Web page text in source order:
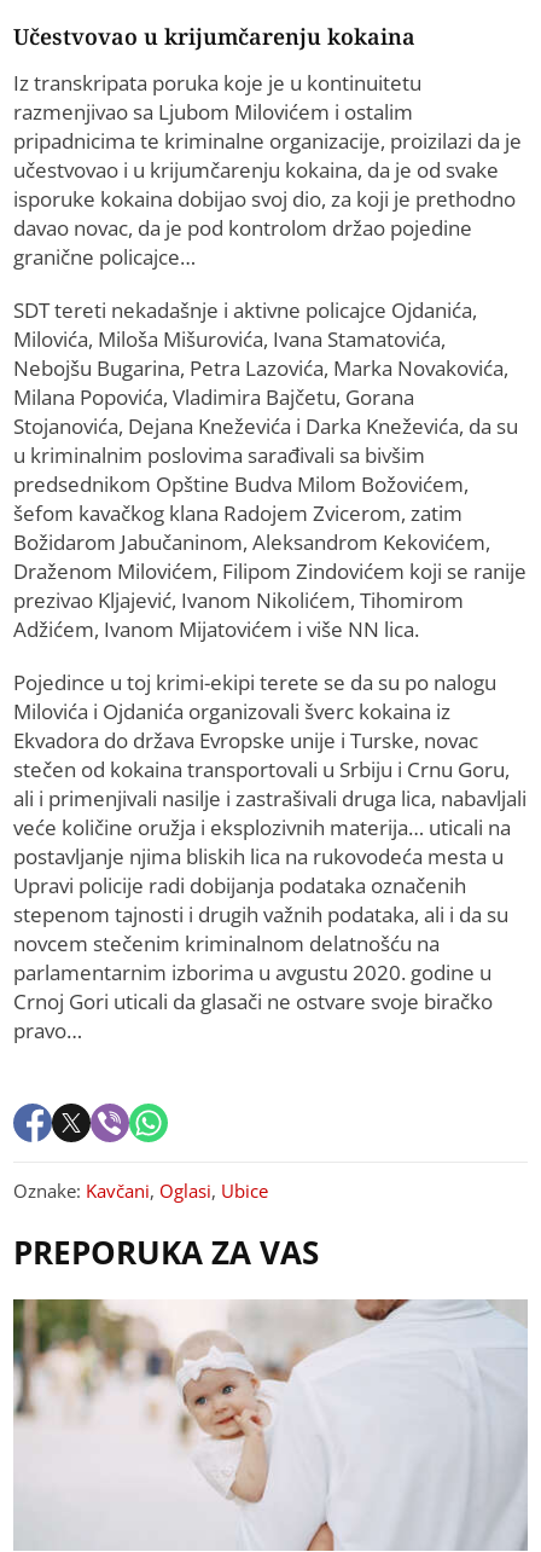
Učestvovao u krijumčarenju kokaina
Iz transkripata poruka koje je u kontinuitetu
razmenjivao sa Ljubom Milovićem i ostalim
pripadnicima te kriminalne organizacije, proizilazi da je
učestvovao i u krijumčarenju kokaina, da je od svake
isporuke kokaina dobijao svoj dio, za koji je prethodno
davao novac, da je pod kontrolom držao pojedine
granične policajce…
SDT tereti nekadašnje i aktivne policajce Ojdanića,
Milovića, Miloša Mišurovića, Ivana Stamatovića,
Nebojšu Bugarina, Petra Lazovića, Marka Novakovića,
Milana Popovića, Vladimira Bajčetu, Gorana
Stojanovića, Dejana Kneževića i Darka Kneževića, da su
u kriminalnim poslovima sarađivali sa bivšim
predsednikom Opštine Budva Milom Božovićem,
šefom kavačkog klana Radojem Zvicerom, zatim
Božidarom Jabučaninom, Aleksandrom Kekovićem,
Draženom Milovićem, Filipom Zindovićem koji se ranije
prezivao Kljajević, Ivanom Nikolićem, Tihomirom
Adžićem, Ivanom Mijatovićem i više NN lica.
Pojedince u toj krimi-ekipi terete se da su po nalogu
Milovića i Ojdanića organizovali šverc kokaina iz
Ekvadora do država Evropske unije i Turske, novac
stečen od kokaina transportovali u Srbiju i Crnu Goru,
ali i primenjivali nasilje i zastrašivali druga lica, nabavljali
veće količine oružja i eksplozivnih materija… uticali na
postavljanje njima bliskih lica na rukovodeća mesta u
Upravi policije radi dobijanja podataka označenih
stepenom tajnosti i drugih važnih podataka, ali i da su
novcem stečenim kriminalnom delatnošću na
parlamentarnim izborima u avgustu 2020. godine u
Crnoj Gori uticali da glasači ne ostvare svoje biračko
pravo…
Oznake: Kavčani, Oglasi, Ubice
PREPORUKA ZA VAS